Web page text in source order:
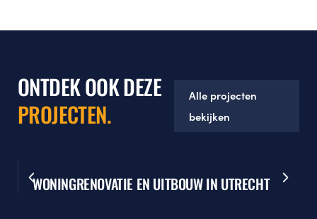
ONTDEK OOK DEZE
PROJECTEN.
Alle projecten
bekijken
WONINGRENOVATIE EN UITBOUW IN UTRECHT